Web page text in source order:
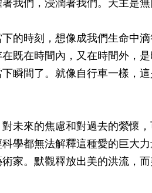
我們，浸潤著我們。天主是無
的時刻，想像成我們生命中
既在時間內，又在時間外，是
瞬間了。就像自行車一樣，
未來的焦慮和對過去的縈懷
學都無法解釋這種愛的巨大
家。默觀釋放出美的洪流，